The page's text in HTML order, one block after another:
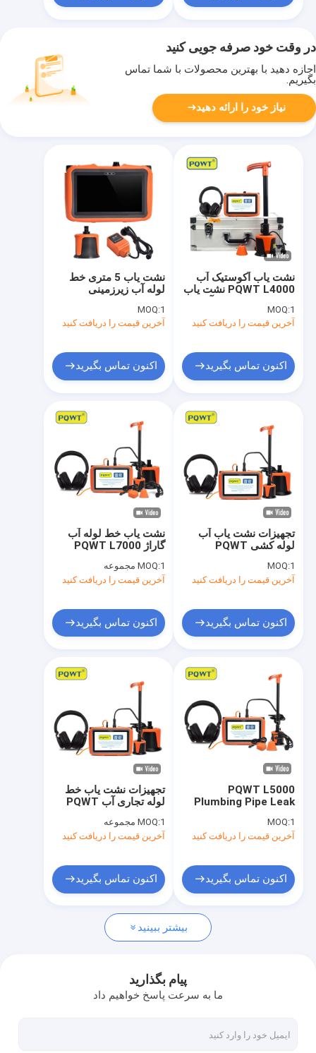
درباره ما
تور کارخانه
اخبار
پرونده ها
نشت یاب خط لوله آب
مانیتور نشت شبکه لوله
تجهیزات اکتشاف زمین شناسی
در وقت خود صرفه جویی کنید
اجازه دهید با بهترین محصولات با شما تماس
بگیریم.
نیاز خود را ارائه دهید
نشت یاب 5 متری خط
لوله آب زیرزمینی
PQWT L3000
MOQ:1
آخرین قیمت را دریافت کنید
اکنون تماس بگیرید
نشت یاب آکوستیک آب
PQWT L4000 نشت یاب
MOQ:1
آخرین قیمت را دریافت کنید
اکنون تماس بگیرید
نشت یاب خط لوله آب
گاراژ PQWT L7000
کابینت
MOQ:1 مجموعه
آخرین قیمت را دریافت کنید
اکنون تماس بگیرید
تجهیزات نشت یاب آب
لوله کشی PQWT
لمسی LCD 7 اینچی
MOQ:1
آخرین قیمت را دریافت کنید
اکنون تماس بگیرید
تجهیزات نشت یاب خط
لوله تجاری آب PQWT
MOQ:1 مجموعه
آخرین قیمت را دریافت کنید
اکنون تماس بگیرید
PQWT L5000
Plumbing Pipe Leak
2w گواهینامه CE ISO
MOQ:1
آخرین قیمت را دریافت کنید
اکنون تماس بگیرید
بیشتر ببینید
پیام بگذارید
ما به سرعت پاسخ خواهیم داد